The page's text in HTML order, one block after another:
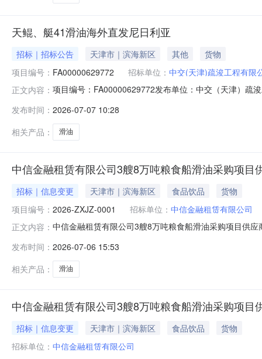
天鲲、艇41滑油海外直发尼日利亚
招标｜招标公告 天津市｜滨海新区 其他
货物
项目编号： FA00000629772 招标单位： 中交(天津)疏浚工程有限
正文内容： 项目编号：FA00000629772发布单位：中交（天津）疏
发布时间： 2026-07-07 10:28
相关产品：
滑油
中信金融租赁有限公司3艘8万吨粮食船滑油采购项目
招标｜信息变更 天津市｜滨海新区 食品饮品
货物
项目编号： 2026-ZXJZ-0001 招标单位： 中信金融租赁有限公司
正文内容： 中信金融租赁有限公司3艘8万吨粮食船滑油采购项目供
油采购项目三、项目实施范围：中华人民共和国/福建省/
造的30艘80000
发布时间： 2026-07-06 15:53
相关产品：
滑油
中信金融租赁有限公司3艘8万吨粮食船滑油采购项目
招标｜信息变更 天津市｜滨海新区 食品饮品
货物
招标单位： 中信金融租赁有限公司